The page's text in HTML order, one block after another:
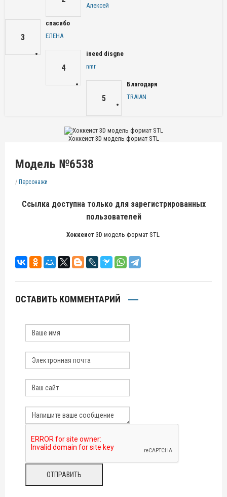
Алексей
3
спасибо
ЕЛЕНА
4
ineed disgne
nmr
5
Благодаря
TRAIAN
Хоккеист 3D модель формат STL
Модель №6538
/ Персонажи
Ссылка доступна только для зарегистрированных
пользователей
Хоккеист 3D модель формат STL
ОСТАВИТЬ КОММЕНТАРИЙ